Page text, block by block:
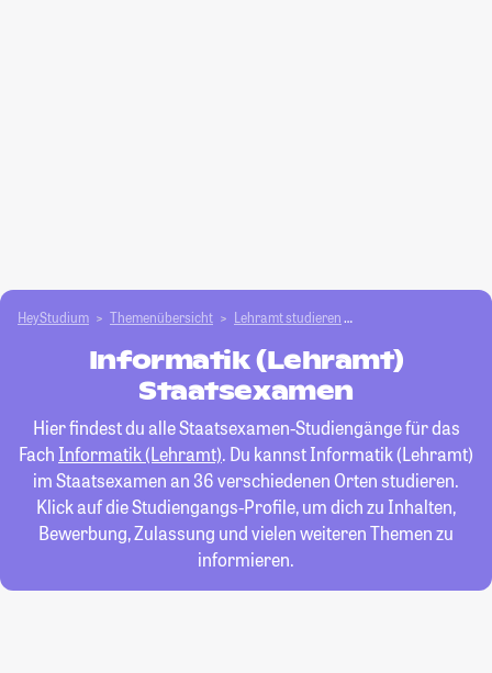
HeyStudium Themenübersicht Lehramt studieren
Informatik (Lehramt)
Staatsexamen
Hier findest du alle Staatsexamen-Studiengänge für das
Fach Informatik (Lehramt). Du kannst Informatik (Lehramt)
im Staatsexamen an 36 verschiedenen Orten studieren.
Klick auf die Studiengangs-Profile, um dich zu Inhalten,
Bewerbung, Zulassung und vielen weiteren Themen zu
informieren.